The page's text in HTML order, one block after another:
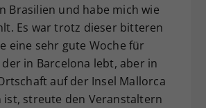
Brasilien und habe mich wie
Es war trotz dieser bitteren
eine sehr gute Woche für
der in Barcelona lebt, aber in
auf der Insel Mallorca
ist, streute den Veranstaltern